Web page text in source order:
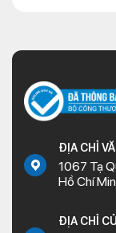
ĐỊA CHỈ
1067 Tạ
Hồ Chí
ĐỊA CHỈ